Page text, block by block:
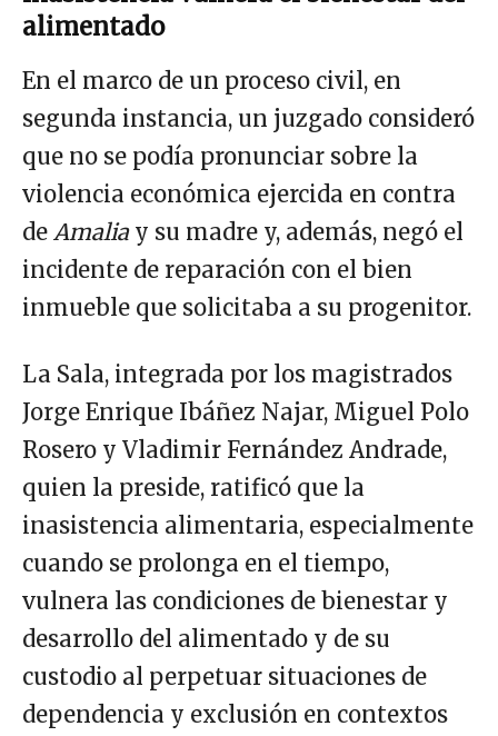
alimentado
En el marco de un proceso civil, en
segunda instancia, un juzgado consideró
que no se podía pronunciar sobre la
violencia económica ejercida en contra
de Amalia y su madre y, además, negó el
incidente de reparación con el bien
inmueble que solicitaba a su progenitor.
La Sala, integrada por los magistrados
Jorge Enrique Ibáñez Najar, Miguel Polo
Rosero y Vladimir Fernández Andrade,
quien la preside, ratificó que la
inasistencia alimentaria, especialmente
cuando se prolonga en el tiempo,
vulnera las condiciones de bienestar y
desarrollo del alimentado y de su
custodio al perpetuar situaciones de
dependencia y exclusión en contextos